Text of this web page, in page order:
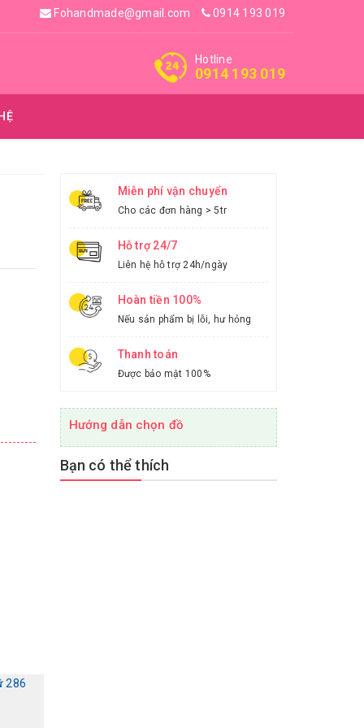
Fohandmade@gmail.com 0914 193 019
Hotline
0914 193 019
Miễn phí vận chuyển
Cho các đơn hàng > 5tr
Hỗ trợ 24/7
Liên hệ hỗ trợ 24h/ngày
Hoàn tiền 100%
Nếu sản phẩm bị lỗi, hư hỏng
Thanh toán
Được bảo mật 100%
Hướng dẫn chọn đồ
Bạn có thể thích